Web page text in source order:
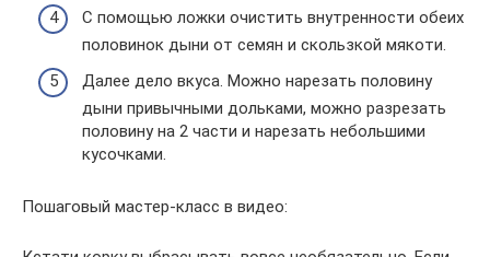
С помощью ложки очистить внутренности обеих
половинок дыни от семян и скользкой мякоти.
Далее дело вкуса. Можно нарезать половину
дыни привычными дольками, можно разрезать
половину на 2 части и нарезать небольшими
кусочками.
Пошаговый мастер-класс в видео: